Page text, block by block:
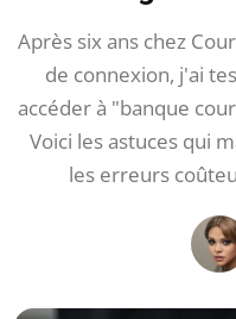
Après six ans chez
de connexion, j'ai
accéder à "banque
Voici les astuces qui
les erreurs